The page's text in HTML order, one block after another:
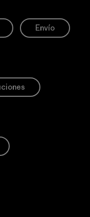
Envío